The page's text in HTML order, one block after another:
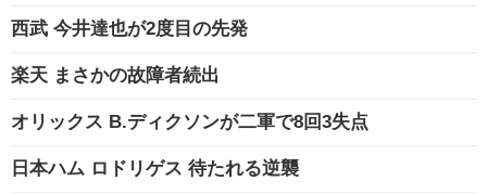
西武 今井達也が2度目の先発
楽天 まさかの故障者続出
オリックス B.ディクソンが二軍で8回3失点
日本ハム ロドリゲス 待たれる逆襲